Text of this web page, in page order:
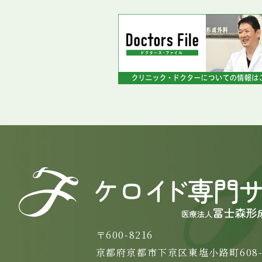
〒600-8216
京都府京都市下京区東塩小路町